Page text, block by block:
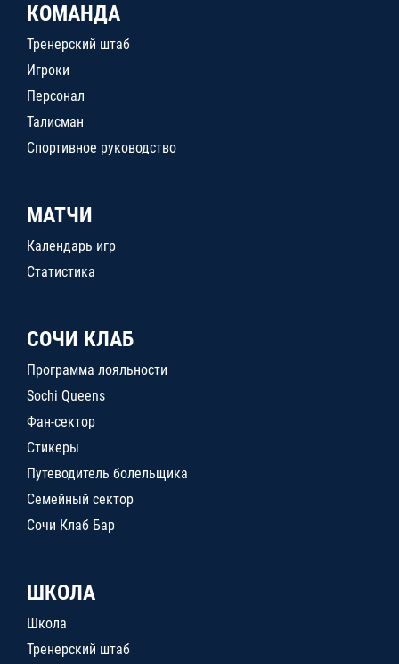
КОМАНДА
Тренерский штаб
Игроки
Персонал
Талисман
Спортивное руководство
МАТЧИ
Календарь игр
Статистика
СОЧИ КЛАБ
Программа лояльности
Sochi Queens
Фан-сектор
Стикеры
Путеводитель болельщика
Семейный сектор
Сочи Клаб Бар
ШКОЛА
Школа
Тренерский штаб